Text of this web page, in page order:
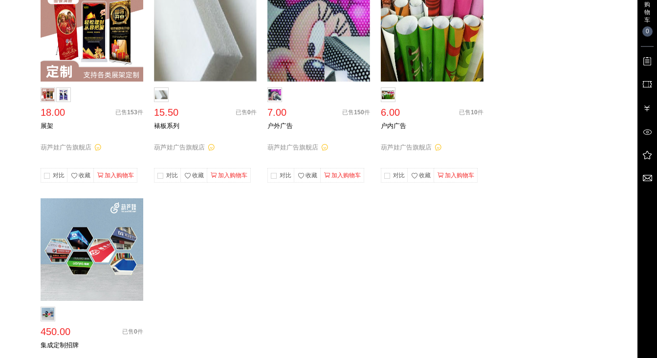
18.00 已售153件
展架
葫芦娃广告旗舰店
对比 收藏 加入购物车
15.50 已售0件
裱板系列
葫芦娃广告旗舰店
对比 收藏 加入购物车
7.00 已售150件
户外广告
葫芦娃广告旗舰店
对比 收藏 加入购物车
6.00 已售10件
户内广告
葫芦娃广告旗舰店
对比 收藏 加入购物车
450.00 已售0件
集成定制招牌
购
物
车
0